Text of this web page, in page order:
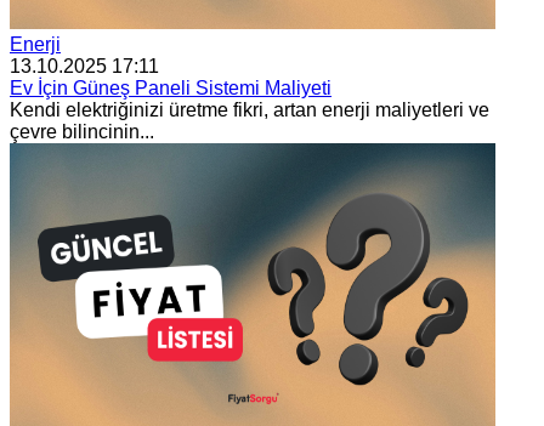
Enerji
13.10.2025 17:11
Ev İçin Güneş Paneli Sistemi Maliyeti
Kendi elektriğinizi üretme fikri, artan enerji maliyetleri ve
çevre bilincinin...